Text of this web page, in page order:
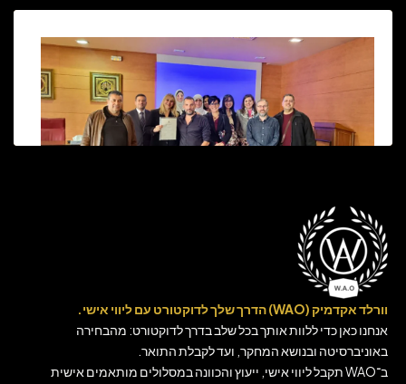
וורלד אקדמיק (WAO) הדרך שלך לדוקטורט עם ליווי אישי.
אנחנו כאן כדי ללוות אותך בכל שלב בדרך לדוקטורט: מהבחירה
באוניברסיטה ובנושא המחקר, ועד לקבלת התואר.
ב־WAO תקבל ליווי אישי, ייעוץ והכוונה במסלולים מותאמים אישית